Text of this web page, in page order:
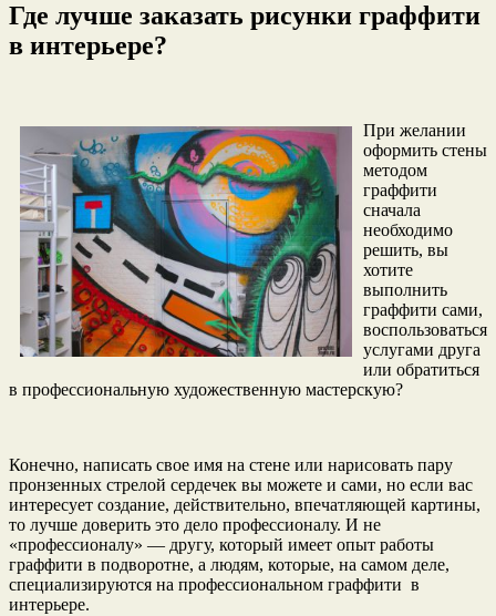
Где лучше заказать рисунки граффити
в интерьере?
При желании
оформить стены
методом
граффити
сначала
необходимо
решить, вы
хотите
выполнить
граффити сами,
воспользоваться
услугами друга
или обратиться
в профессиональную художественную мастерскую?
Конечно, написать свое имя на стене или нарисовать пару
пронзенных стрелой сердечек вы можете и сами, но если вас
интересует создание, действительно, впечатляющей картины,
то лучше доверить это дело профессионалу. И не
«профессионалу» — другу, который имеет опыт работы
граффити в подворотне, а людям, которые, на самом деле,
специализируются на профессиональном граффити в
интерьере.